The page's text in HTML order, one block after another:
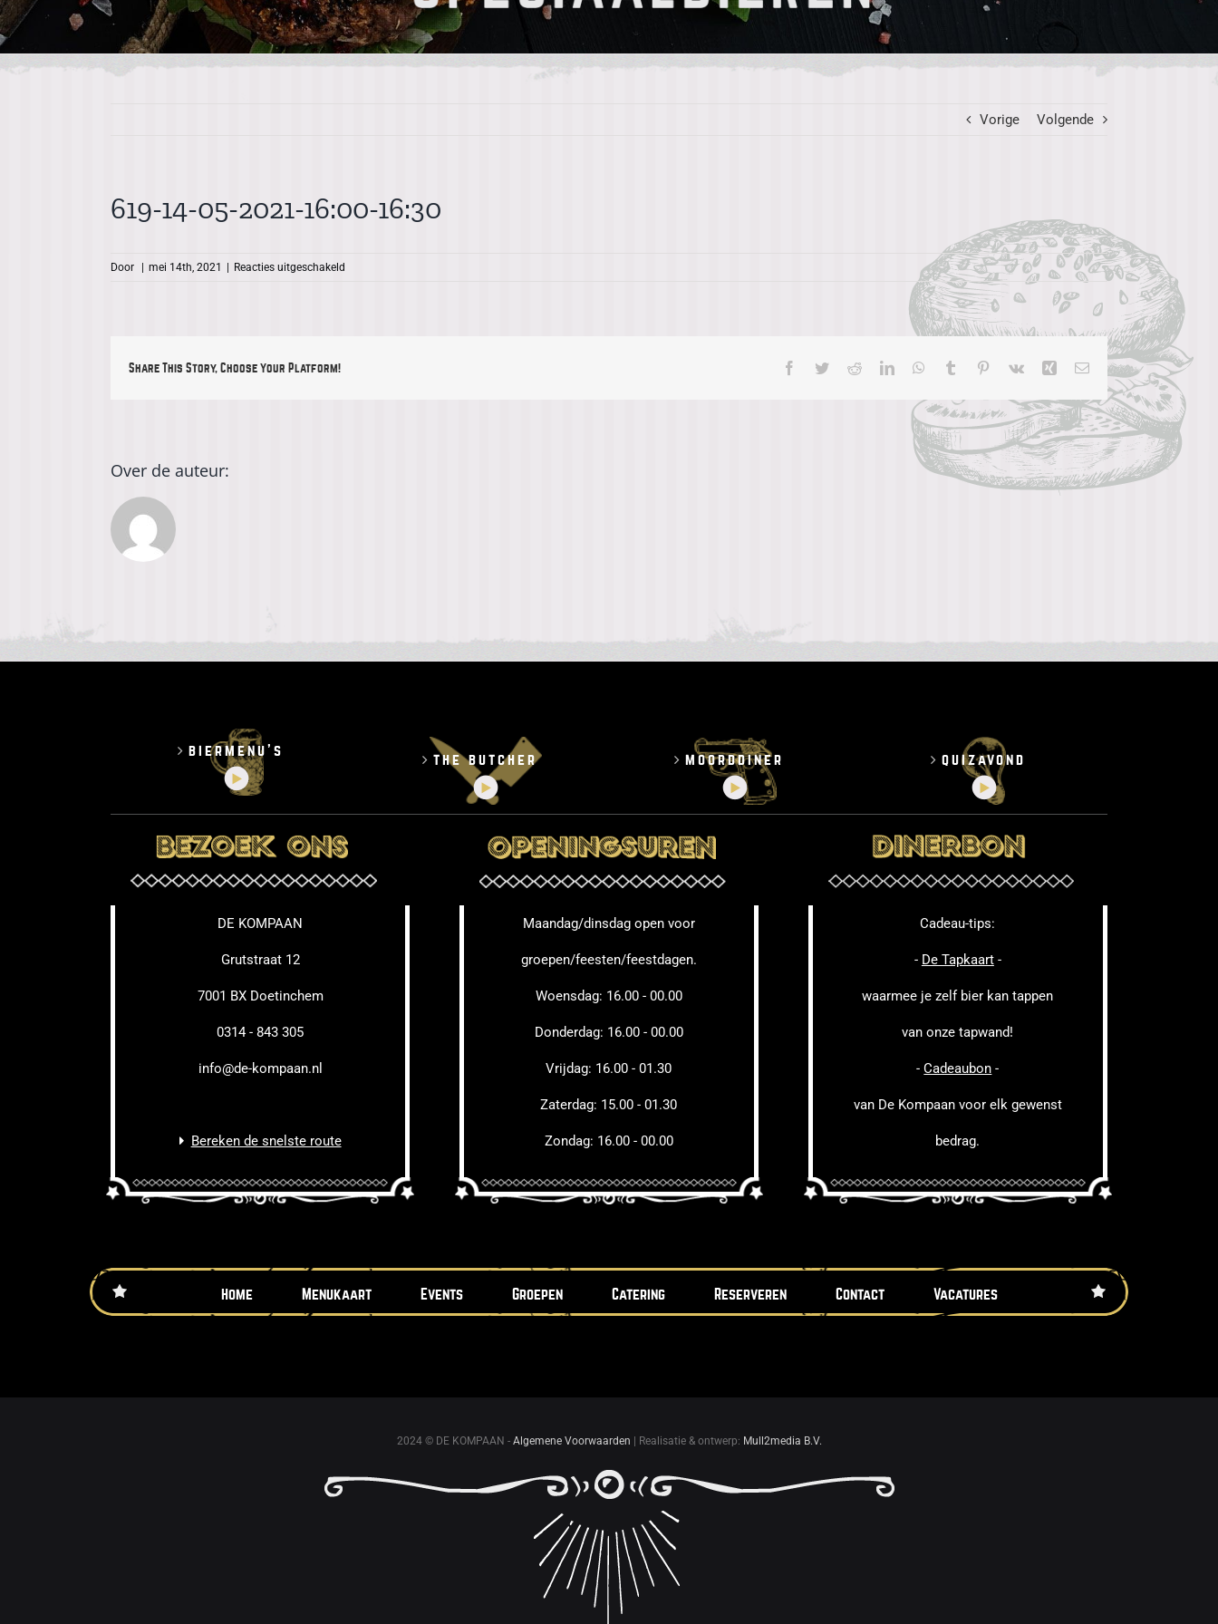
Vorige Volgende
619-14-05-2021-16:00-16:30
Door mei 14th, 2021 Reacties uitgeschakeld
Share This Story, Choose Your Platform! Facebook
TwitterRedditLinkedInWhatsApp
Tumblr Pinterest
Vk Xing E-
Over de auteur:
biermenu’s
the butcher moorddiner quizavond
DE KOMPAAN
Grutstraat 12
7001 BX Doetinchem
0314 - 843 305
info@de-kompaan.nl
Bereken de snelste route
Maandag/dinsdag open voor
groepen/feesten/feestdagen.
Woensdag: 16.00 - 00.00
Donderdag: 16.00 - 00.00
Vrijdag: 16.00 - 01.30
Zaterdag: 15.00 - 01.30
Zondag: 16.00 - 00.00
Cadeau-tips:
- De Tapkaart-
waarmee je zelf bier kan tappen
van onze tapwand!
-Cadeaubon -
van De Kompaan voor elk gewenst
bedrag.
Home Menukaart Events Groepen Catering Reserveren Contact Vacatures
2024 © DE KOMPAAN - Algemene Voorwaarden | Realisatie & ontwerp: Mull2media B.V.